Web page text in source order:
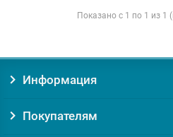
Показано с 1 по 1 из 1
Информация
Покупателям